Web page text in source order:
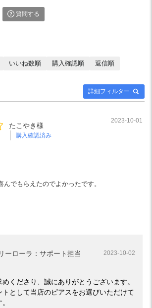
質問する
詳細フィルター
いいね数順 購入確認順
返信順
たこやき様
購入確認済み
2023-10-01
でもらえたのでよかったです。
ーローラ：サポート担当 2023-10-02
くださり、誠にありがとうございます。
トとして当店のピアスをお選びいただけて